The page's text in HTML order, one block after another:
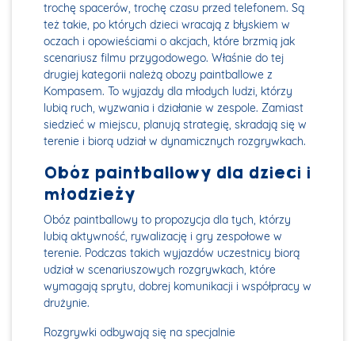
trochę spacerów, trochę czasu przed telefonem. Są
też takie, po których dzieci wracają z błyskiem w
oczach i opowieściami o akcjach, które brzmią jak
scenariusz filmu przygodowego. Właśnie do tej
drugiej kategorii należą obozy paintballowe z
Kompasem. To wyjazdy dla młodych ludzi, którzy
lubią ruch, wyzwania i działanie w zespole. Zamiast
siedzieć w miejscu, planują strategię, skradają się w
terenie i biorą udział w dynamicznych rozgrywkach.
Obóz paintballowy dla dzieci i
młodzieży
Obóz paintballowy to propozycja dla tych, którzy
lubią aktywność, rywalizację i gry zespołowe w
terenie. Podczas takich wyjazdów uczestnicy biorą
udział w scenariuszowych rozgrywkach, które
wymagają sprytu, dobrej komunikacji i współpracy w
drużynie.
Rozgrywki odbywają się na specjalnie